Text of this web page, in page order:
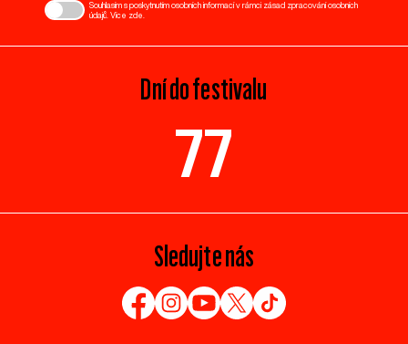
Souhlasím s poskytnutím osobních informací v rámci zásad zpracování osobních
údajů. Více zde
Dní do festivalu
77
Sledujte nás